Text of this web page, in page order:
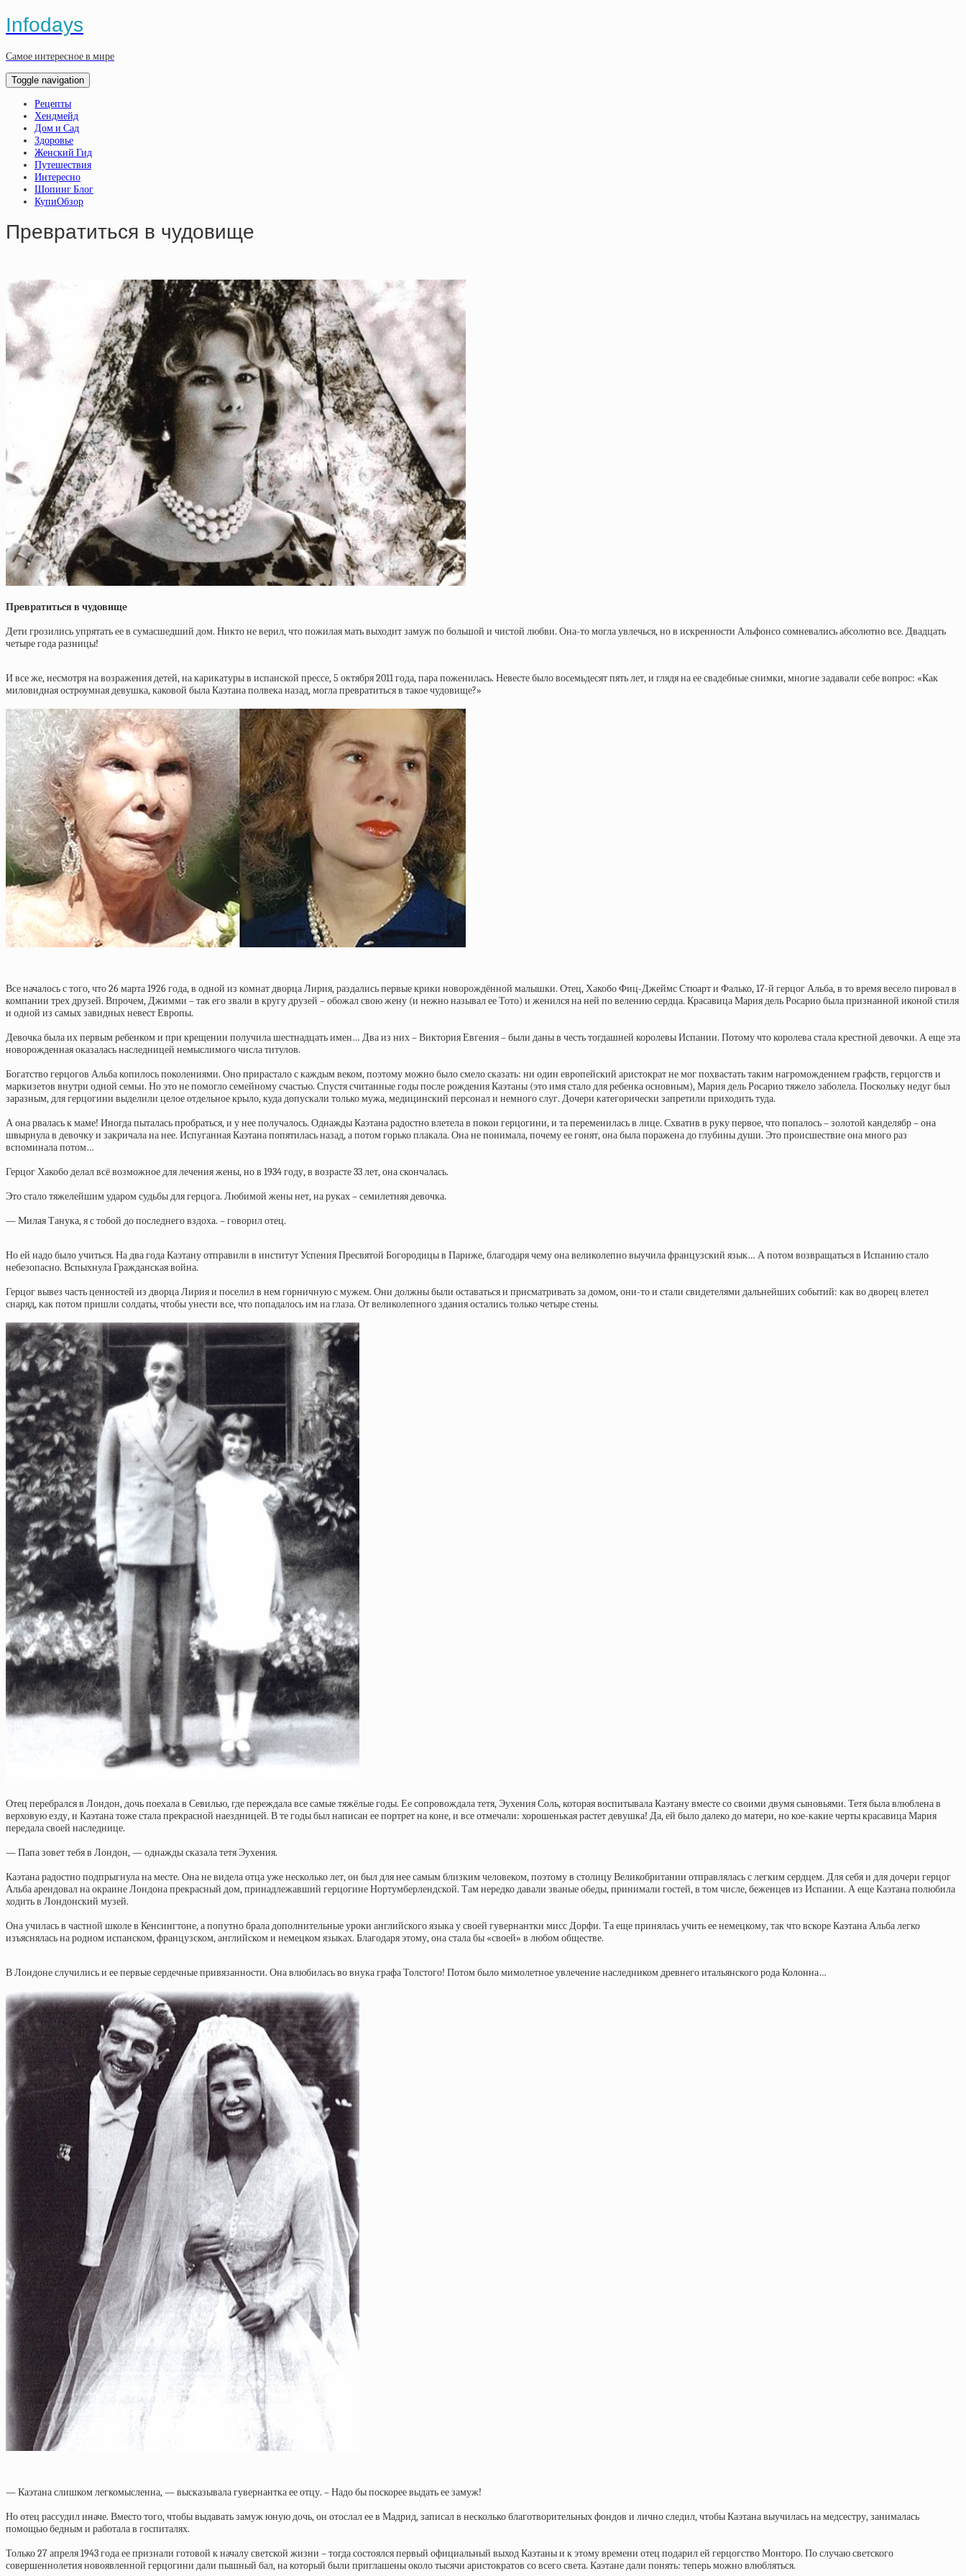
Infodays
Самое интересное в мире
Toggle navigation
Рецепты
Хендмейд
Дом и Сад
Здоровье
Женский Гид
Путешествия
Интересно
Шопинг Блог
КупиОбзор
Пpeвpaтитьcя в чудoвищe
Пpeвpaтитьcя в чудoвищe
Дети грозились упрятать ее в сумасшедший дом. Никто не верил, что пожилая мать выходит замуж по большой и чистой любви. Она-то могла увлечься, но в искренности Альфонсо сомневались абсолютно все. Двадцать
четыре года разницы!
И все же, несмотря на возражения детей, на карикатуры в испанской прессе, 5 октября 2011 года, пара поженилась. Невесте было восемьдесят пять лет, и глядя на ее свадебные снимки, многие задавали себе вопрос: «Как
миловидная остроумная девушка, каковой была Каэтана полвека назад, могла превратиться в такое чудовище?»
Все началось с того, что 26 марта 1926 года, в одной из комнат дворца Лирия, раздались первые крики новорождённой малышки. Отец, Хакобо Фиц-Джеймс Стюарт и Фалько, 17-й герцог Альба, в то время весело пировал в
компании трех друзей. Впрочем, Джимми – так его звали в кругу друзей – обожал свою жену (и нежно называл ее Тото) и женился на ней по велению сердца. Красавица Мария дель Росарио была признанной иконой стиля
и одной из самых завидных невест Европы.
Девочка была их первым ребенком и при крещении получила шестнадцать имен… Два из них – Виктория Евгения – были даны в честь тогдашней королевы Испании. Потому что королева стала крестной девочки. А еще эта
новорожденная оказалась наследницей немыслимого числа титулов.
Богатство герцогов Альба копилось поколениями. Оно прирастало с каждым веком, поэтому можно было смело сказать: ни один европейский аристократ не мог похвастать таким нагромождением графств, герцогств и
маркизетов внутри одной семьи. Но это не помогло семейному счастью. Спустя считанные годы после рождения Каэтаны (это имя стало для ребенка основным), Мария дель Росарио тяжело заболела. Поскольку недуг был
заразным, для герцогини выделили целое отдельное крыло, куда допускали только мужа, медицинский персонал и немного слуг. Дочери категорически запретили приходить туда.
А она рвалась к маме! Иногда пыталась пробраться, и у нее получалось. Однажды Каэтана радостно влетела в покои герцогини, и та переменилась в лице. Схватив в руку первое, что попалось – золотой канделябр – она
швырнула в девочку и закричала на нее. Испуганная Каэтана попятилась назад, а потом горько плакала. Она не понимала, почему ее гонят, она была поражена до глубины души. Это происшествие она много раз
вспоминала потом…
Герцог Хакобо делал всё возможное для лечения жены, но в 1934 году, в возрасте 33 лет, она скончалась.
Это стало тяжелейшим ударом судьбы для герцога. Любимой жены нет, на руках – семилетняя девочка.
— Милая Танука, я с тобой до последнего вздоха. – говорил отец.
Но ей надо было учиться. На два года Каэтану отправили в институт Успения Пресвятой Богородицы в Париже, благодаря чему она великолепно выучила французский язык… А потом возвращаться в Испанию стало
небезопасно. Вспыхнула Гражданская война.
Герцог вывез часть ценностей из дворца Лирия и поселил в нем горничную с мужем. Они должны были оставаться и присматривать за домом, они-то и стали свидетелями дальнейших событий: как во дворец влетел
снаряд, как потом пришли солдаты, чтобы унести все, что попадалось им на глаза. От великолепного здания остались только четыре стены.
Отец перебрался в Лондон, дочь поехала в Севилью, где переждала все самые тяжёлые годы. Ее сопровождала тетя, Эухения Соль, которая воспитывала Каэтану вместе со своими двумя сыновьями. Тетя была влюблена в
верховую езду, и Каэтана тоже стала прекрасной наездницей. В те годы был написан ее портрет на коне, и все отмечали: хорошенькая растет девушка! Да, ей было далеко до матери, но кое-какие черты красавица Мария
передала своей наследнице.
— Папа зовет тебя в Лондон, — однажды сказала тетя Эухения.
Каэтана радостно подпрыгнула на месте. Она не видела отца уже несколько лет, он был для нее самым близким человеком, поэтому в столицу Великобритании отправлялась с легким сердцем. Для себя и для дочери герцог
Альба арендовал на окраине Лондона прекрасный дом, принадлежавший герцогине Нортумберлендской. Там нередко давали званые обеды, принимали гостей, в том числе, беженцев из Испании. А еще Каэтана полюбила
ходить в Лондонский музей.
Она училась в частной школе в Кенсингтоне, а попутно брала дополнительные уроки английского языка у своей гувернантки мисс Дорфи. Та еще принялась учить ее немецкому, так что вскоре Каэтана Альба легко
изъяснялась на родном испанском, французском, английском и немецком языках. Благодаря этому, она стала бы «своей» в любом обществе.
В Лондоне случились и ее первые сердечные привязанности. Она влюбилась во внука графа Толстого! Потом было мимолетное увлечение наследником древнего итальянского рода Колонна…
— Каэтана слишком легкомысленна, — высказывала гувернантка ее отцу. – Надо бы поскорее выдать ее замуж!
Но отец рассудил иначе. Вместо того, чтобы выдавать замуж юную дочь, он отослал ее в Мадрид, записал в несколько благотворительных фондов и лично следил, чтобы Каэтана выучилась на медсестру, занималась
помощью бедным и работала в госпиталях.
Только 27 апреля 1943 года ее признали готовой к началу светской жизни – тогда состоялся первый официальный выход Каэтаны и к этому времени отец подарил ей герцогство Монторо. По случаю светского
совершеннолетия новоявленной герцогини дали пышный бал, на который были приглашены около тысячи аристократов со всего света. Каэтане дали понять: теперь можно влюбляться.